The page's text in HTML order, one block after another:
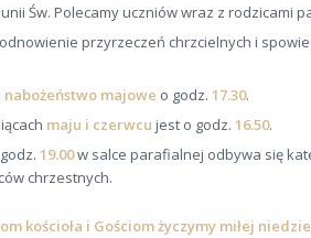
Św. Polecamy uczniów wraz z rodzicami
przyrzeczeń chrzcielnych i
nabożeństwo majowe o godz. 17.30.
maju i czerwcu jest o godz. 16.50.
19.00w salce parafialnej odbywa się
chrzestnych.
kościoła i Gościom życzymy miłej